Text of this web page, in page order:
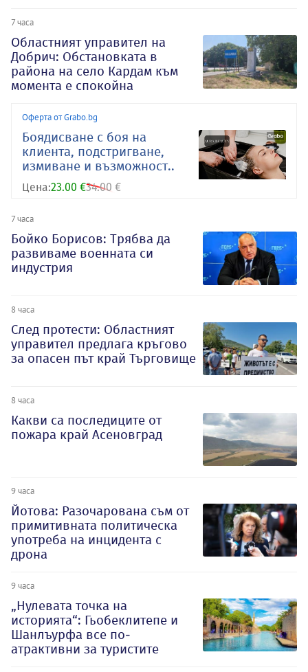
7 часа
Oбластният управител на
Добрич: Обстановката в
района на село Кардам към
момента е спокойна
Оферта от Grabo.bg
Боядисване с боя на
клиента, подстригване,
измиване и възможност..
Цена:23.00 €34.00 €
7 часа
Бойко Борисов: Трябва да
развиваме военната си
индустрия
8 часа
След протести: Областният
управител предлага кръгово
за опасен път край Търговище
8 часа
Какви са последиците от
пожара край Асеновград
9 часа
Йотова: Разочарована съм от
примитивната политическа
употреба на инцидента с
дрона
9 часа
„Нулевата точка на
историята“: Гьобеклитепе и
Шанлъурфа все по-
атрактивни за туристите